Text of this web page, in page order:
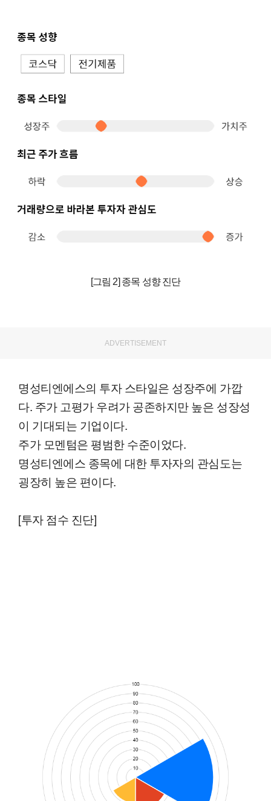
[그림 2] 종목 성향 진단
ADVERTISEMENT
명성티엔에스의 투자 스타일은 성장주에 가깝
다. 주가 고평가 우려가 공존하지만 높은 성장성
이 기대되는 기업이다.
주가 모멘텀은 평범한 수준이었다.
명성티엔에스 종목에 대한 투자자의 관심도는
굉장히 높은 편이다.
[투자 점수 진단]